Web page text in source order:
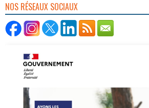
NOS RÉSEAUX SOCIAUX